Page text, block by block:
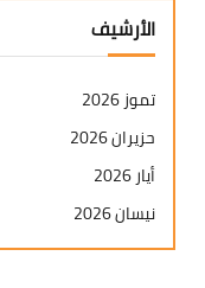
الأرشيف
تموز 2026
حزيران 2026
أيار 2026
نيسان 2026
آذار 2026